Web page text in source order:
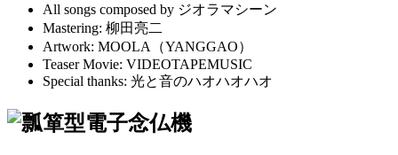
All songs composed by ジオラマシーン
Mastering: 柳田亮二
Artwork: MOOLA（YANGGAO）
Teaser Movie: VIDEOTAPEMUSIC
Special thanks: 光と音のハオハオハオ